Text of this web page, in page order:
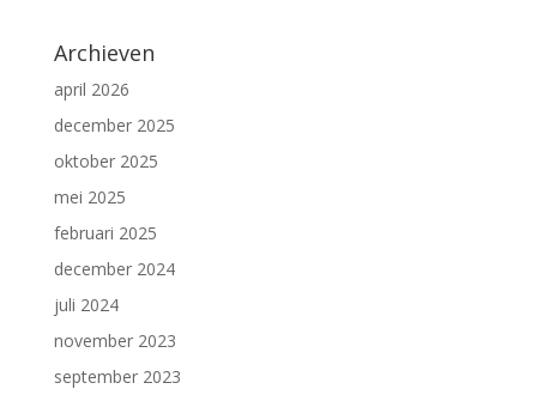
Archieven
april 2026
december 2025
oktober 2025
mei 2025
februari 2025
december 2024
juli 2024
november 2023
september 2023